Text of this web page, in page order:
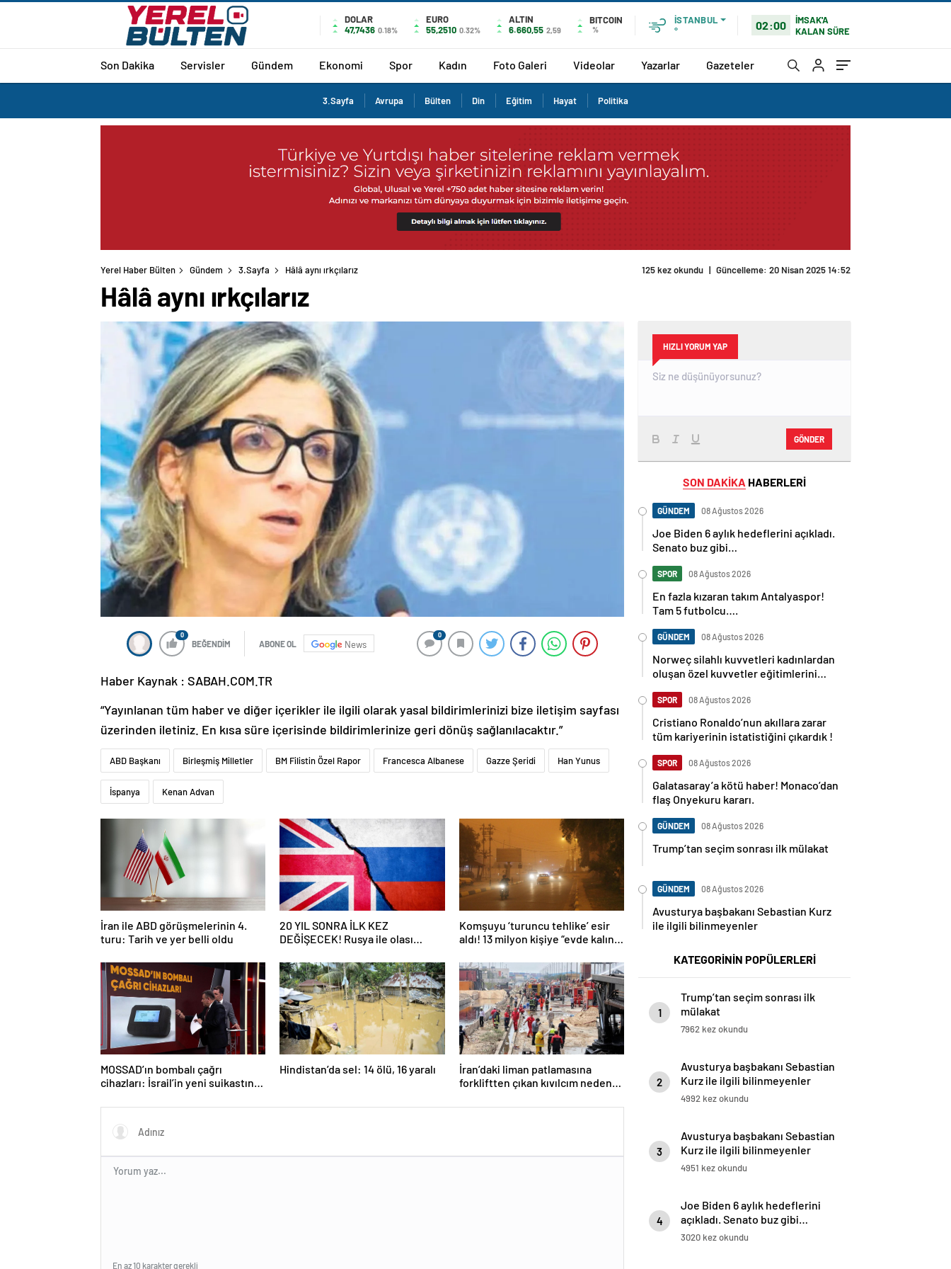
DOLAR
47,7436 0.18%
EURO
55,2510 0.32%
ALTIN
6.660,55 2,59
BITCOIN
%
İSTANBUL
°
02:00
İMSAK'A
KALAN SÜRE
Son Dakika Servisler Gündem Ekonomi Spor Kadın Foto Galeri Videolar Yazarlar Gazeteler
3.Sayfa Avrupa Bülten Din Eğitim Hayat Politika
Yerel Haber Bülten Gündem 3.Sayfa Hâlâ aynı ırkçılarız 125 kez okundu | Güncelleme: 20 Nisan 2025 14:52
Hâlâ aynı ırkçılarız
0
BEĞENDİM ABONE OL News
0
Haber Kaynak : SABAH.COM.TR
“Yayınlanan tüm haber ve diğer içerikler ile ilgili olarak yasal bildirimlerinizi bize iletişim sayfası
üzerinden iletiniz. En kısa süre içerisinde bildirimlerinize geri dönüş sağlanılacaktır.”
ABD Başkanı Birleşmiş Milletler BM Filistin Özel Rapor Francesca Albanese Gazze Şeridi Han Yunus
İspanya Kenan Advan
İran ile ABD görüşmelerinin 4.
turu: Tarih ve yer belli oldu
20 YIL SONRA İLK KEZ
DEĞİŞECEK! Rusya ile olası
güncelleniyor!
Komşuyu ‘turuncu tehlike’ esir
aldı! 13 milyon kişiye “evde kalın”
MOSSAD’ın bombalı çağrı
cihazları: İsrail’in yeni suikastını
Hindistan’da sel: 14 ölü, 16 yaralı
İran’daki liman patlamasına
forkliftten çıkan kıvılcım neden
En az 10 karakter gerekli
HIZLI YORUM YAP
GÖNDER
SON DAKİKA HABERLERİ
GÜNDEM 08 Ağustos 2026
Joe Biden 6 aylık hedeflerini açıkladı.
Senato buz gibi…
SPOR 08 Ağustos 2026
En fazla kızaran takım Antalyaspor!
Tam 5 futbolcu….
GÜNDEM 08 Ağustos 2026
Norweç silahlı kuvvetleri kadınlardan
oluşan özel kuvvetler eğitimlerini
SPOR 08 Ağustos 2026
Cristiano Ronaldo’nun akıllara zarar
tüm kariyerinin istatistiğini çıkardık !
SPOR 08 Ağustos 2026
Galatasaray’a kötü haber! Monaco’dan
flaş Onyekuru kararı.
GÜNDEM 08 Ağustos 2026
Trump’tan seçim sonrası ilk mülakat
GÜNDEM 08 Ağustos 2026
Avusturya başbakanı Sebastian Kurz
ile ilgili bilinmeyenler
KATEGORİNİN POPÜLERLERİ
1
Trump’tan seçim sonrası ilk
mülakat
7962 kez okundu
2
Avusturya başbakanı Sebastian
Kurz ile ilgili bilinmeyenler
4992 kez okundu
3
Avusturya başbakanı Sebastian
Kurz ile ilgili bilinmeyenler
4951 kez okundu
4
Joe Biden 6 aylık hedeflerini
açıkladı. Senato buz gibi…
3020 kez okundu